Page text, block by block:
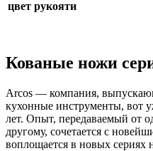
цвет рукояти
Кованые ножи
Arcos — компания,
кухонные инструменты, вот
лет. Опыт, передаваемый от
другому, сочетается с
воплощается в новых сериях